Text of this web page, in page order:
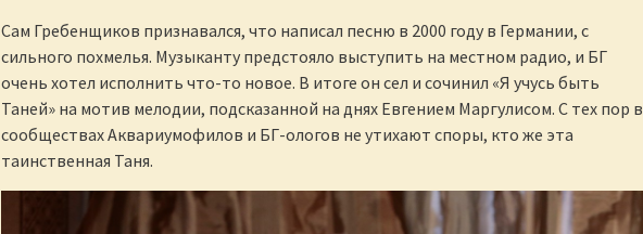
Сам Гребенщиков признавался, что написал песню в 2000 году в Германии, с
сильного похмелья. Музыканту предстояло выступить на местном радио, и БГ
очень хотел исполнить что-то новое. В итоге он сел и сочинил «Я учусь быть
Таней» на мотив мелодии, подсказанной на днях Евгением Маргулисом. С тех пор в
сообществах Аквариумофилов и БГ-ологов не утихают споры, кто же эта
таинственная Таня.